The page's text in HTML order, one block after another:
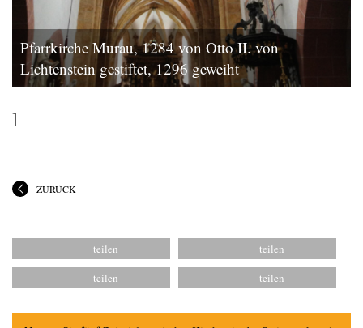
Pfarrkirche Murau, 1284 von Otto II. von
Lichtenstein gestiftet, 1296 geweiht
]
ZURÜCK